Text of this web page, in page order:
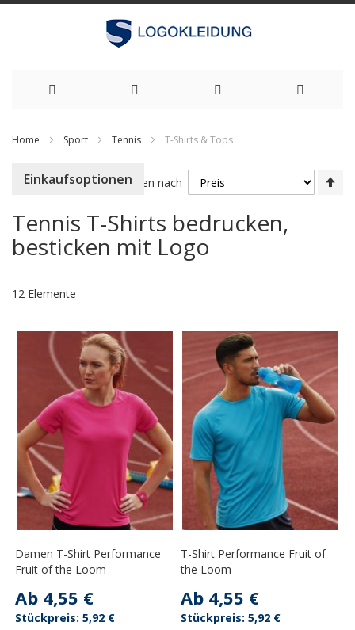
springen
Home Sport Tennis T-Shirts & Tops
Tennis T-Shirts bedrucken,
besticken mit Logo
12 Elemente
Sortieren nach
Damen T-Shirt Performance
Fruit of the Loom
Ab 4,55 €
5,92 €
T-Shirt Performance Fruit of
the Loom
Ab 4,55 €
5,92 €
Einkaufsoptionen